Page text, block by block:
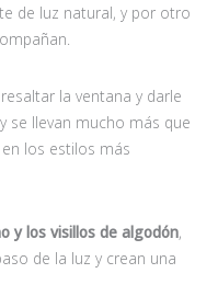
de luz natural, y por otro
la ventana y darle
se llevan mucho más que
los estilos más
y los visillos de algodón,
de la luz y crean una